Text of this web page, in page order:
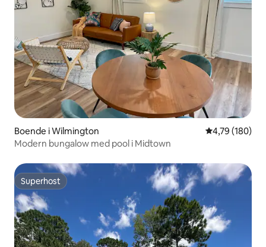
Boende i Wilmington 4,79 av 5 i
4,79 (180)
Modern bungalow med pool i Midtown
Superhost
Superhost